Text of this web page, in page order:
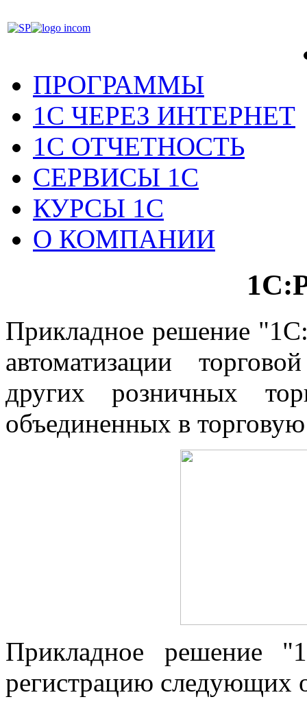
ПРОГРАММЫ
1С ЧЕРЕЗ ИНТЕРНЕТ
1С ОТЧЕТНОСТЬ
СЕРВИСЫ 1С
КУРСЫ 1С
О КОМПАНИИ
Прикладное решение
автоматизации
других розничных
объединенных в торговую
Прикладное решение
регистрацию следующих